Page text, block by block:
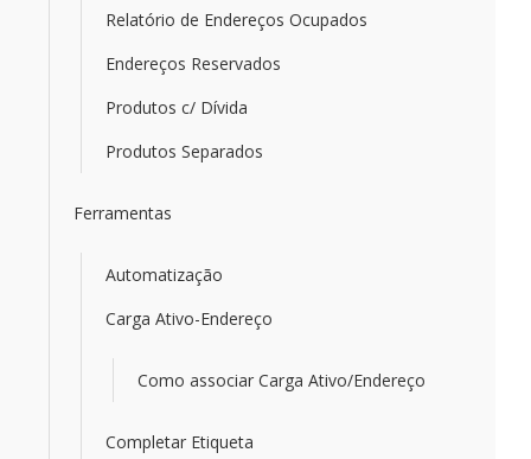
Relatório de Endereços Ocupados
Endereços Reservados
Produtos c/ Dívida
Produtos Separados
Ferramentas
Automatização
Carga Ativo-Endereço
Como associar Carga Ativo/Endereço
Completar Etiqueta